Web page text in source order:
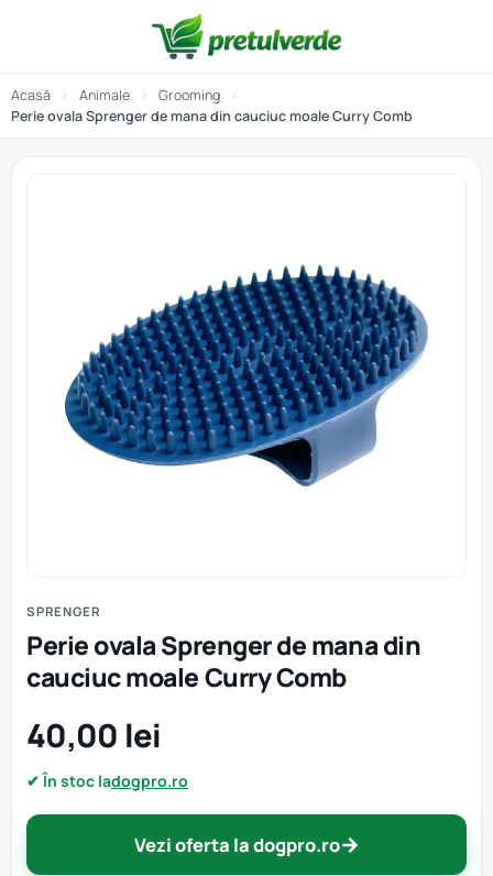
Acasă › Animale › Grooming
›
Perie ovala Sprenger de mana din cauciuc moale Curry Comb
SPRENGER
Perie ovala Sprenger de mana din
cauciuc moale Curry Comb
40,00 lei
✔ În stoc ladogpro.ro
Vezi oferta la dogpro.ro→